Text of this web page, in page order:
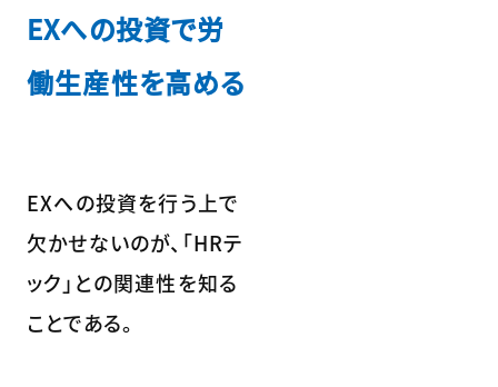
EXへの投資で労
働生産性を高める
EXへの投資を行う上で
欠かせないのが、「HRテ
ック」との関連性を知る
ことである。